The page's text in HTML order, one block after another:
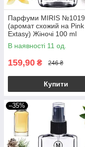
Парфуми MIRIS №1019
(аромат схожий на Pink
Extasy) Жіночі 100 ml
В наявності 11 од.
159,90 ₴ 246 ₴
Купити
–35%